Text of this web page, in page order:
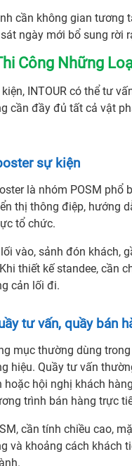
cần không gian tương
ngày mới bổ sung rời
Công Những
INTOUR có thể tư
cần đầy đủ tất cả vật
sự kiện
là nhóm POSM
thị thông điệp, hướng
tổ chức.
vào, sảnh đón khách,
thiết kế standee, cần
cản lối đi.
tư vấn, quầy bán
mục thường dùng
hiệu. Quầy tư vấn
hoặc hội nghị khách
trình bán hàng trực
cần tính chiều cao,
và khoảng cách khách